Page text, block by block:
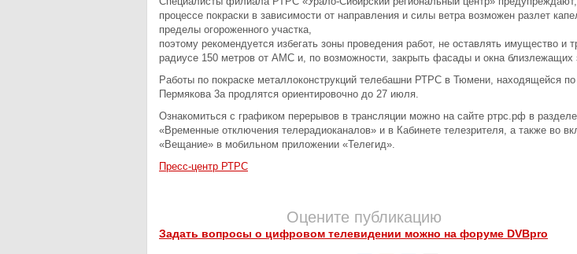
процессе покраски в зависимости от направления и силы ветра возможен разлет
пределы огороженного участка,
поэтому рекомендуется избегать зоны проведения работ, не оставлять имущество и
радиусе 150 метров от АМС и, по возможности, закрыть фасады и окна близлежащих
Работы по покраске металлоконструкций телебашни РТРС в Тюмени, находящейся
Пермякова 3а продлятся ориентировочно до 27 июля.
Ознакомиться с графиком перерывов в трансляции можно на сайте ртрс.рф в разделе
«Временные отключения телерадиоканалов» и в Кабинете телезрителя, а также во
«Вещание» в мобильном приложении «Телегид».
Пресс-центр РТРС
Оцените публикацию
Задать вопросы о цифровом телевидении можно на форуме DVBpro